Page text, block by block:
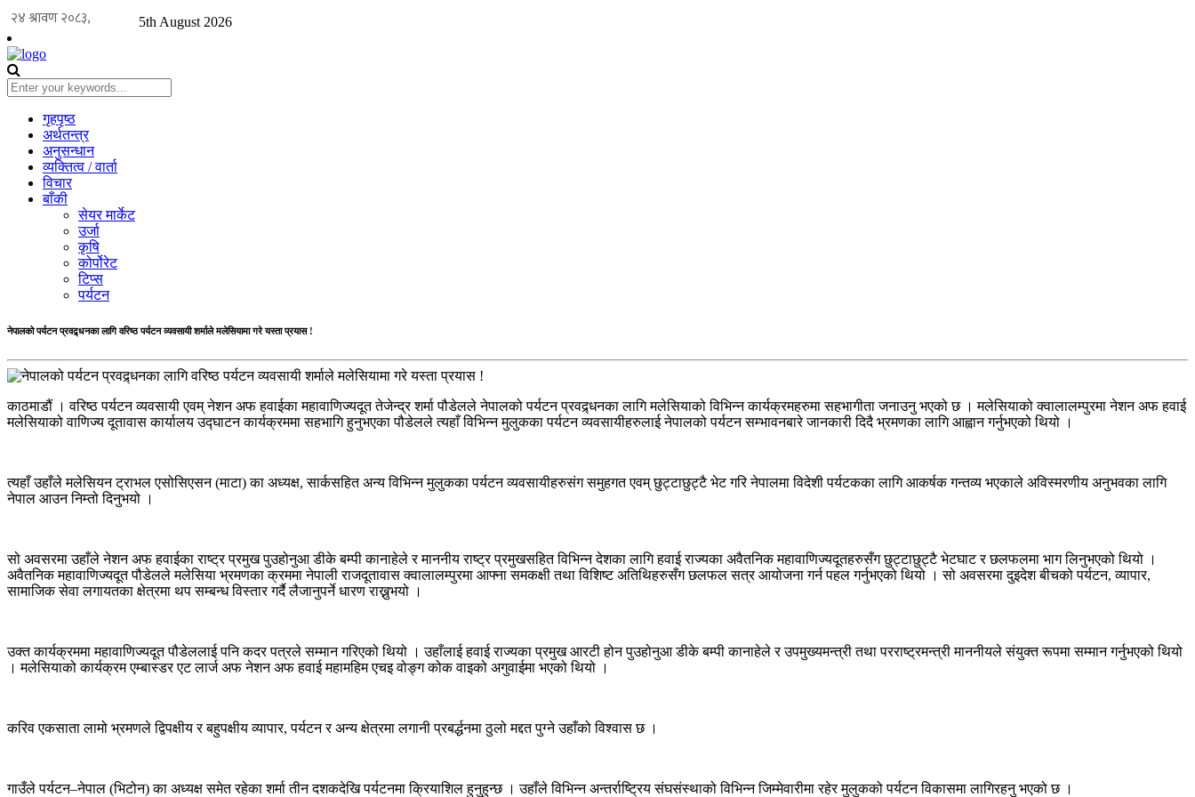
5th August 2026
गृहपृष्ठ
अर्थतन्त्र
अनुसन्धान
व्यक्तित्व / वार्ता
विचार
बाँकी
सेयर मार्केट
उर्जा
कृषि
कोर्पोरेट
टिप्स
पर्यटन
नेपालको पर्यटन प्रवद्र्धनका लागि वरिष्ठ पर्यटन व्यवसायी शर्माले मलेसियामा गरे यस्ता प्रयास !
काठमाडौं । वरिष्ठ पर्यटन व्यवसायी एवम् नेशन अफ हवाईका महावाणिज्यदूत तेजेन्द्र शर्मा पौडेलले नेपालको पर्यटन प्रवद्र्धनका लागि मलेसियाको विभिन्न कार्यक्रमहरुमा सहभागीता जनाउनु भएको छ । मलेसियाको क्वालालम्पुरमा नेशन अफ हवाई
मलेसियाको वाणिज्य दूतावास कार्यालय उद्घाटन कार्यक्रममा सहभागि हुनुभएका पौडेलले त्यहाँ विभिन्न मुलुकका पर्यटन व्यवसायीहरुलाई नेपालको पर्यटन सम्भावनबारे जानकारी दिदै भ्रमणका लागि आह्वान गर्नुभएको थियो ।
त्यहाँ उहाँले मलेसियन ट्राभल एसोसिएसन (माटा) का अध्यक्ष, सार्कसहित अन्य विभिन्न मुलुकका पर्यटन व्यवसायीहरुसंग समुहगत एवम् छुट्टाछुट्टै भेट गरि नेपालमा विदेशी पर्यटकका लागि आकर्षक गन्तव्य भएकाले अविस्मरणीय अनुभवका लागि
नेपाल आउन निम्तो दिनुभयो ।
सो अवसरमा उहाँले नेशन अफ हवाईका राष्ट्र प्रमुख पुउहोनुआ डीके बम्पी कानाहेले र माननीय राष्ट्र प्रमुखसहित विभिन्न देशका लागि हवाई राज्यका अवैतनिक महावाणिज्यदूतहरुसँग छुट्टाछुट्टै भेटघाट र छलफलमा भाग लिनुभएको थियो ।
अवैतनिक महावाणिज्यदूत पौडेलले मलेसिया भ्रमणका क्रममा नेपाली राजदूतावास क्वालालम्पुरमा आफ्ना समकक्षी तथा विशिष्ट अतिथिहरुसँग छलफल सत्र आयोजना गर्न पहल गर्नुभएको थियो । सो अवसरमा दुइदेश बीचको पर्यटन, व्यापार,
सामाजिक सेवा लगायतका क्षेत्रमा थप सम्बन्ध विस्तार गर्दै लैजानुपर्ने धारण राख्नुभयो ।
उक्त कार्यक्रममा महावाणिज्यदूत पौडेललाई पनि कदर पत्रले सम्मान गरिएको थियो । उहाँलाई हवाई राज्यका प्रमुख आरटी होन पुउहोनुआ डीके बम्पी कानाहेले र उपमुख्यमन्त्री तथा परराष्ट्रमन्त्री माननीयले संयुक्त रूपमा सम्मान गर्नुभएको थियो
। मलेसियाको कार्यक्रम एम्बास्डर एट लार्ज अफ नेशन अफ हवाई महामहिम एचइ वोङ्ग कोक वाइको अगुवाईमा भएको थियो ।
करिव एकसाता लामो भ्रमणले द्विपक्षीय र बहुपक्षीय व्यापार, पर्यटन र अन्य क्षेत्रमा लगानी प्रबर्द्धनमा ठुलो मद्दत पुग्ने उहाँको विश्वास छ ।
गाउँले पर्यटन–नेपाल (भिटोन) का अध्यक्ष समेत रहेका शर्मा तीन दशकदेखि पर्यटनमा क्रियाशिल हुनुहुन्छ । उहाँले विभिन्न अन्तर्राष्ट्रिय संघसंस्थाको विभिन्न जिम्मेवारीमा रहेर मुलुकको पर्यटन विकासमा लागिरहनु भएको छ ।